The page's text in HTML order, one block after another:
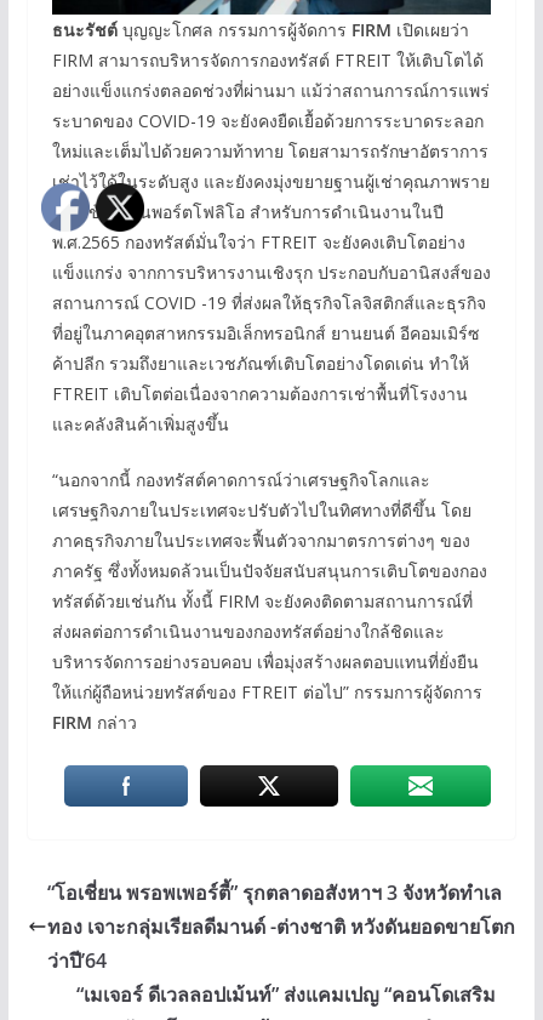
ธนะรัชต์บุญญะโกศล กรรมการผู้จัดการ FIRM เปิดเผยว่า
FIRM สามารถบริหารจัดการกองทรัสต์ FTREIT ให้เติบโตได้
อย่างแข็งแกร่งตลอดช่วงที่ผ่านมา แม้ว่าสถานการณ์การแพร่
ระบาดของ COVID-19 จะยังคงยืดเยื้อด้วยการระบาดระลอก
ใหม่และเต็มไปด้วยความท้าทาย โดยสามารถรักษาอัตราการ
เช่าไว้ใด้ในระดับสูง และยังคงมุ่งขยายฐานผู้เช่าคุณภาพราย
ใหม่เข้ามาในพอร์ตโฟลิโอ สำหรับการดำเนินงานในปี
พ.ศ.2565 กองทรัสต์มั่นใจว่า FTREIT จะยังคงเติบโตอย่าง
แข็งแกร่ง จากการบริหารงานเชิงรุก ประกอบกับอานิสงส์ของ
สถานการณ์ COVID -19 ที่ส่งผลให้ธุรกิจโลจิสติกส์และธุรกิจ
ที่อยู่ในภาคอุตสาหกรรมอิเล็กทรอนิกส์ ยานยนต์ อีคอมเมิร์ซ
ค้าปลีก รวมถึงยาและเวชภัณฑ์เติบโตอย่างโดดเด่น ทำให้
FTREIT เติบโตต่อเนื่องจากความต้องการเช่าพื้นที่โรงงาน
และคลังสินค้าเพิ่มสูงขึ้น
“นอกจากนี้ กองทรัสต์คาดการณ์ว่าเศรษฐกิจโลกและ
เศรษฐกิจภายในประเทศจะปรับตัวไปในทิศทางที่ดีขึ้น โดย
ภาคธุรกิจภายในประเทศจะฟื้นตัวจากมาตรการต่างๆ ของ
ภาครัฐ ซึ่งทั้งหมดล้วนเป็นปัจจัยสนับสนุนการเติบโตของกอง
ทรัสต์ด้วยเช่นกัน ทั้งนี้ FIRM จะยังคงติดตามสถานการณ์ที่
ส่งผลต่อการดำเนินงานของกองทรัสต์อย่างใกล้ชิดและ
บริหารจัดการอย่างรอบคอบ เพื่อมุ่งสร้างผลตอบแทนที่ยั่งยืน
ให้แก่ผู้ถือหน่วยทรัสต์ของ FTREIT ต่อไป” กรรมการผู้จัดการ
FIRM กล่าว
“โอเชี่ยน พรอพเพอร์ตี้” รุกตลาดอสังหาฯ 3 จังหวัดทำเล
ทอง เจาะกลุ่มเรียลดีมานด์ -ต่างชาติ หวังดันยอดขายโตก
ว่าปี’64
“เมเจอร์ ดีเวลลอปเม้นท์” ส่งแคมเปญ “คอนโดเสริม